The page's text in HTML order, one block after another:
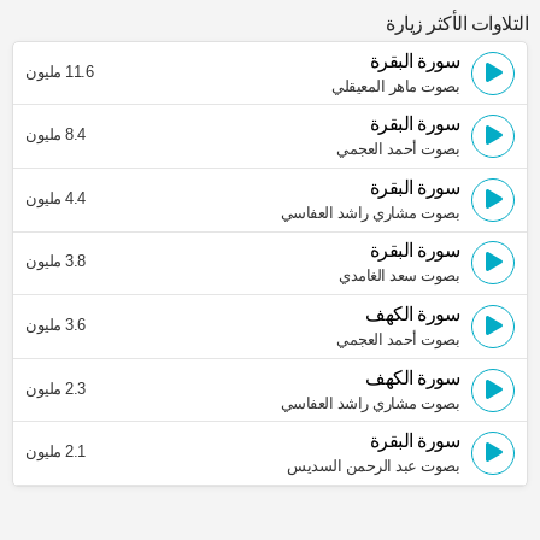
التلاوات الأكثر زيارة
سورة البقرة
بصوت ماهر المعيقلي
11.6 مليون
سورة البقرة
بصوت أحمد العجمي
8.4 مليون
سورة البقرة
بصوت مشاري راشد العفاسي
4.4 مليون
سورة البقرة
بصوت سعد الغامدي
3.8 مليون
سورة الكهف
بصوت أحمد العجمي
3.6 مليون
سورة الكهف
بصوت مشاري راشد العفاسي
2.3 مليون
سورة البقرة
بصوت عبد الرحمن السديس
2.1 مليون